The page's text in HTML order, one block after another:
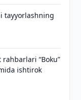
tayyorlashning
“Boku”
ishtirok